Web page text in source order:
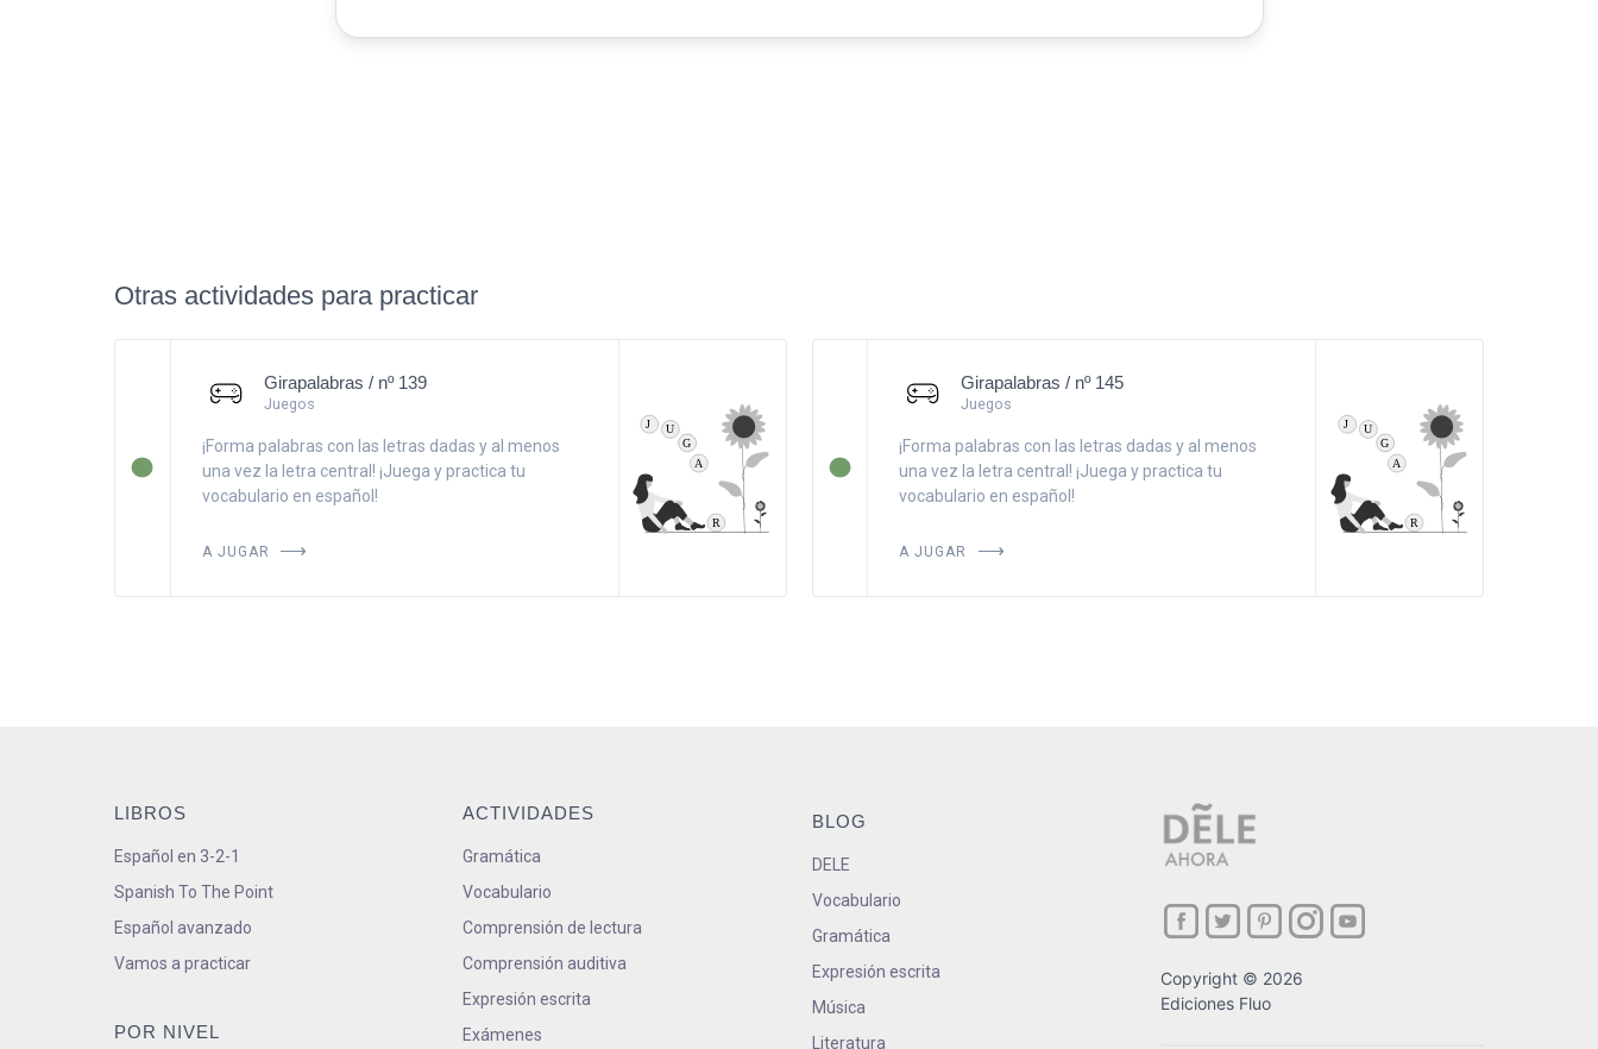
Otras actividades para practicar
Girapalabras / nº 139
Juegos
¡Forma palabras con las letras dadas y al menos
una vez la letra central! ¡Juega y practica tu
vocabulario en español!
A JUGAR
Girapalabras / nº 145
Juegos
¡Forma palabras con las letras dadas y al menos
una vez la letra central! ¡Juega y practica tu
vocabulario en español!
A JUGAR
LIBROS
Español en 3-2-1
Spanish To The Point
Español avanzado
Vamos a practicar
POR NIVEL
ACTIVIDADES
Gramática
Vocabulario
Comprensión de lectura
Comprensión auditiva
Expresión escrita
Exámenes
BLOG
DELE
Vocabulario
Gramática
Expresión escrita
Música
Literatura
Copyright © 2026
Ediciones Fluo